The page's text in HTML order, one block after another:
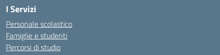
I Servizi
Personale scolastico
Famiglie e studenti
Percorsi di studio